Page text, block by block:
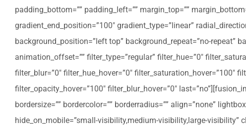
padding_bottom=”” padding_left=”” margin_top=””
gradient_end_position=”100″ gradient_type=”linear”
background_position=”left top” background_repeat=”no-repeat”
animation_offset=”” filter_type=”regular” filter_hue=”0″
filter_blur=”0″ filter_hue_hover=”0″ filter_saturation_hover=”100″
filter_opacity_hover=”100″ filter_blur_hover=”0″
bordersize=”” bordercolor=”” borderradius=”” align=”none”
hide_on_mobile=”small-visibility,medium-visibility,large-visibility”